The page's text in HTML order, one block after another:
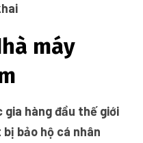
máy
gia hàng đầu thế giới
bảo hộ cá nhân